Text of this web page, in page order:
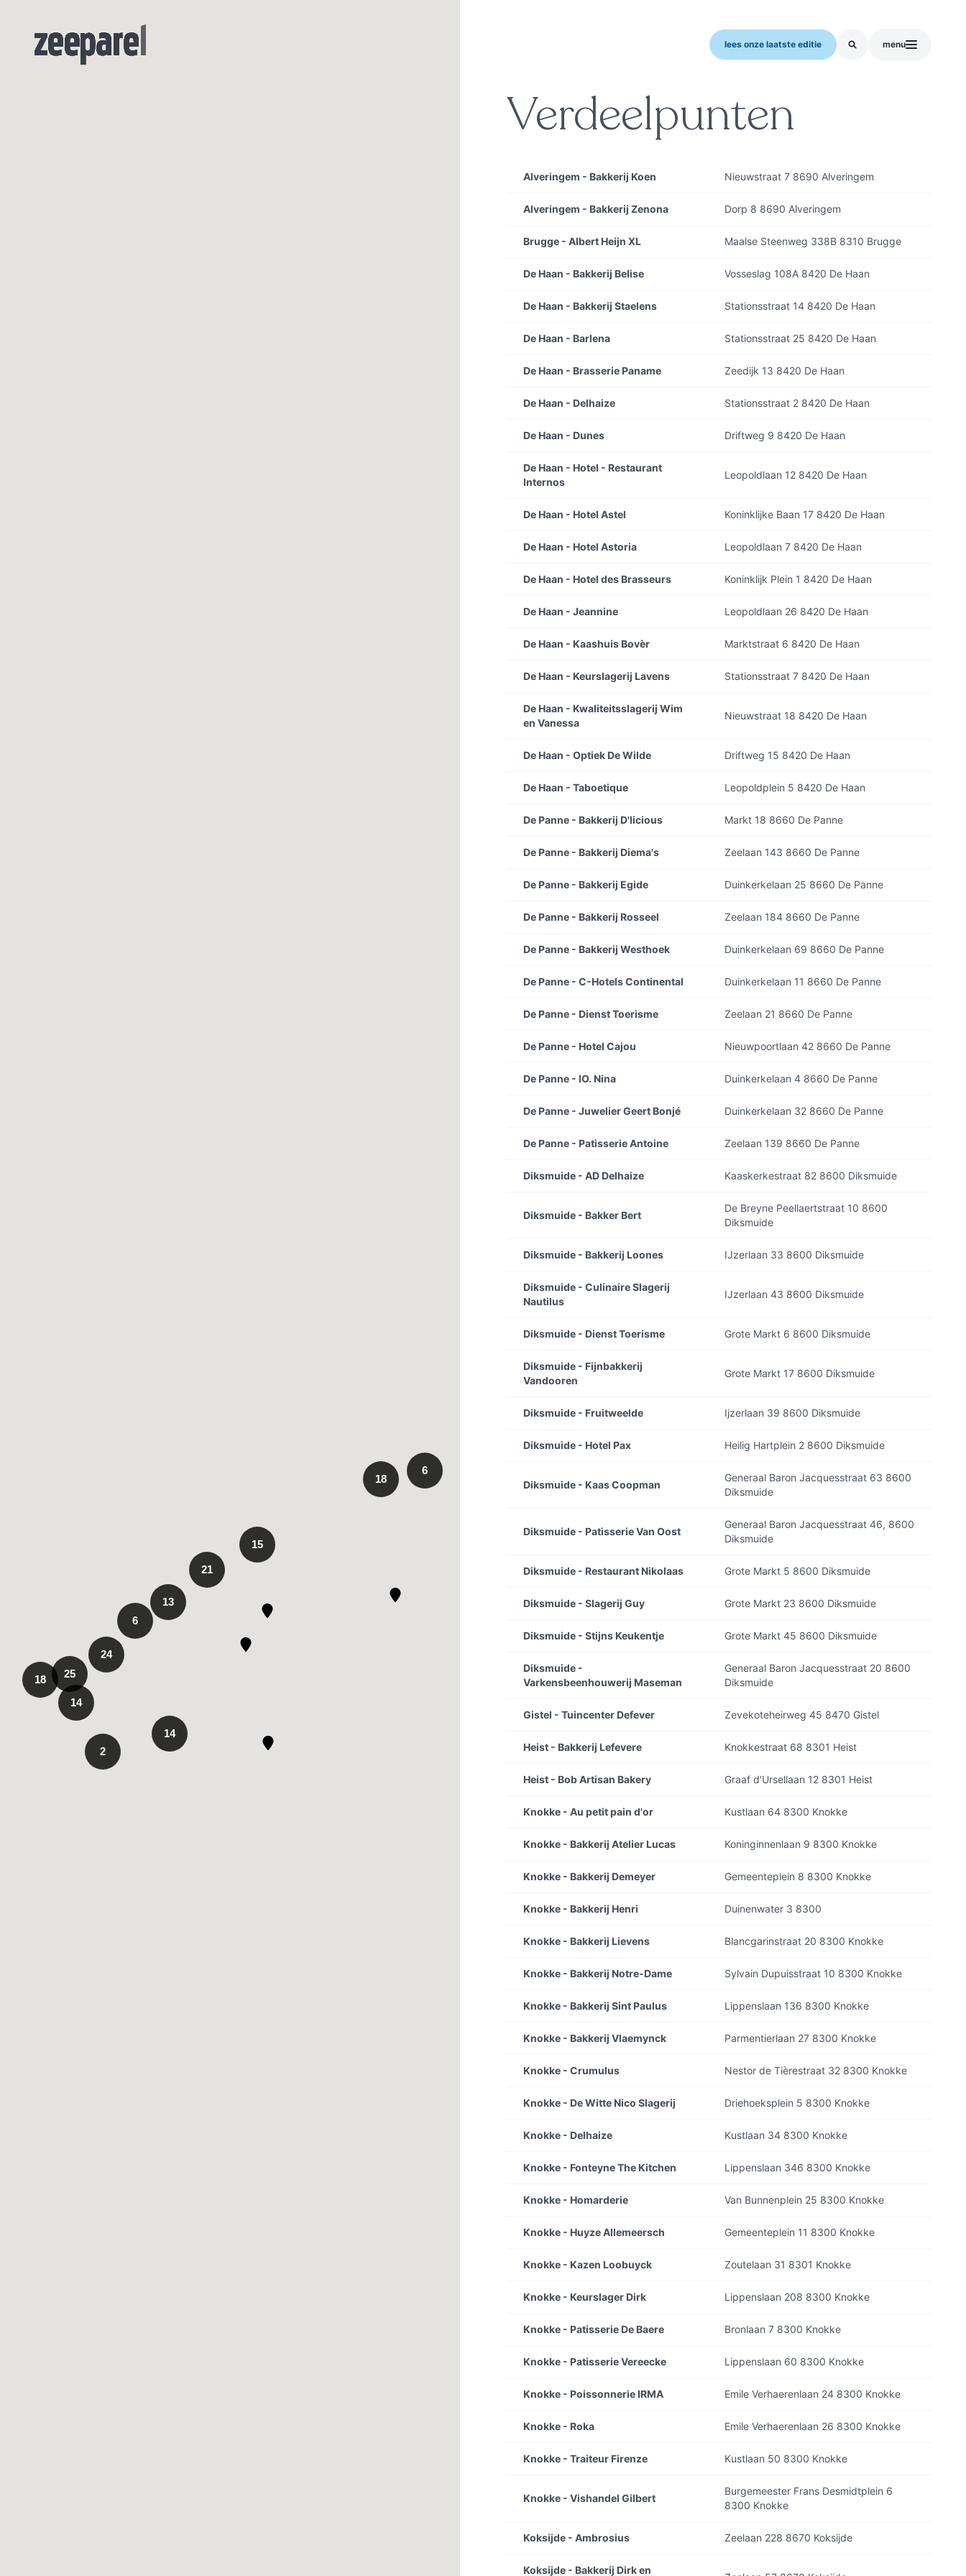
lees onze laatste editie menu
2
15
18
14
18
6
25
24
13
21
14
6
Verdeelpunten
Alveringem - Bakkerij Koen Nieuwstraat 7 8690 Alveringem
Alveringem - Bakkerij Zenona Dorp 8 8690 Alveringem
Brugge - Albert Heijn XL Maalse Steenweg 338B 8310 Brugge
De Haan - Bakkerij Belise Vosseslag 108A 8420 De Haan
De Haan - Bakkerij Staelens Stationsstraat 14 8420 De Haan
De Haan - Barlena Stationsstraat 25 8420 De Haan
De Haan - Brasserie Paname Zeedijk 13 8420 De Haan
De Haan - Delhaize Stationsstraat 2 8420 De Haan
De Haan - Dunes Driftweg 9 8420 De Haan
De Haan - Hotel - Restaurant
Internos
Leopoldlaan 12 8420 De Haan
De Haan - Hotel Astel Koninklijke Baan 17 8420 De Haan
De Haan - Hotel Astoria Leopoldlaan 7 8420 De Haan
De Haan - Hotel des Brasseurs Koninklijk Plein 1 8420 De Haan
De Haan - Jeannine Leopoldlaan 26 8420 De Haan
De Haan - Kaashuis Bovèr Marktstraat 6 8420 De Haan
De Haan - Keurslagerij Lavens Stationsstraat 7 8420 De Haan
De Haan - Kwaliteitsslagerij Wim
en Vanessa
Nieuwstraat 18 8420 De Haan
De Haan - Optiek De Wilde Driftweg 15 8420 De Haan
De Haan - Taboetique Leopoldplein 5 8420 De Haan
De Panne - Bakkerij D'licious Markt 18 8660 De Panne
De Panne - Bakkerij Diema's Zeelaan 143 8660 De Panne
De Panne - Bakkerij Egide Duinkerkelaan 25 8660 De Panne
De Panne - Bakkerij Rosseel Zeelaan 184 8660 De Panne
De Panne - Bakkerij Westhoek Duinkerkelaan 69 8660 De Panne
De Panne - C-Hotels Continental Duinkerkelaan 11 8660 De Panne
De Panne - Dienst Toerisme Zeelaan 21 8660 De Panne
De Panne - Hotel Cajou Nieuwpoortlaan 42 8660 De Panne
De Panne - IO. Nina Duinkerkelaan 4 8660 De Panne
De Panne - Juwelier Geert Bonjé Duinkerkelaan 32 8660 De Panne
De Panne - Patisserie Antoine Zeelaan 139 8660 De Panne
Diksmuide - AD Delhaize Kaaskerkestraat 82 8600 Diksmuide
Diksmuide - Bakker Bert
De Breyne Peellaertstraat 10 8600
Diksmuide
Diksmuide - Bakkerij Loones IJzerlaan 33 8600 Diksmuide
Diksmuide - Culinaire Slagerij
Nautilus
IJzerlaan 43 8600 Diksmuide
Diksmuide - Dienst Toerisme Grote Markt 6 8600 Diksmuide
Diksmuide - Fijnbakkerij
Vandooren
Grote Markt 17 8600 Diksmuide
Diksmuide - Fruitweelde Ijzerlaan 39 8600 Diksmuide
Diksmuide - Hotel Pax Heilig Hartplein 2 8600 Diksmuide
Diksmuide - Kaas Coopman
Generaal Baron Jacquesstraat 63 8600
Diksmuide
Diksmuide - Patisserie Van Oost
Generaal Baron Jacquesstraat 46, 8600
Diksmuide
Diksmuide - Restaurant Nikolaas Grote Markt 5 8600 Diksmuide
Diksmuide - Slagerij Guy Grote Markt 23 8600 Diksmuide
Diksmuide - Stijns Keukentje Grote Markt 45 8600 Diksmuide
Diksmuide -
Varkensbeenhouwerij Maseman
Generaal Baron Jacquesstraat 20 8600
Diksmuide
Gistel - Tuincenter Defever Zevekoteheirweg 45 8470 Gistel
Heist - Bakkerij Lefevere Knokkestraat 68 8301 Heist
Heist - Bob Artisan Bakery Graaf d'Ursellaan 12 8301 Heist
Knokke - Au petit pain d'or Kustlaan 64 8300 Knokke
Knokke - Bakkerij Atelier Lucas Koninginnenlaan 9 8300 Knokke
Knokke - Bakkerij Demeyer Gemeenteplein 8 8300 Knokke
Knokke - Bakkerij Henri Duinenwater 3 8300
Knokke - Bakkerij Lievens Blancgarinstraat 20 8300 Knokke
Knokke - Bakkerij Notre-Dame Sylvain Dupuisstraat 10 8300 Knokke
Knokke - Bakkerij Sint Paulus Lippenslaan 136 8300 Knokke
Knokke - Bakkerij Vlaemynck Parmentierlaan 27 8300 Knokke
Knokke - Crumulus Nestor de Tièrestraat 32 8300 Knokke
Knokke - De Witte Nico Slagerij Driehoeksplein 5 8300 Knokke
Knokke - Delhaize Kustlaan 34 8300 Knokke
Knokke - Fonteyne The Kitchen Lippenslaan 346 8300 Knokke
Knokke - Homarderie Van Bunnenplein 25 8300 Knokke
Knokke - Huyze Allemeersch Gemeenteplein 11 8300 Knokke
Knokke - Kazen Loobuyck Zoutelaan 31 8301 Knokke
Knokke - Keurslager Dirk Lippenslaan 208 8300 Knokke
Knokke - Patisserie De Baere Bronlaan 7 8300 Knokke
Knokke - Patisserie Vereecke Lippenslaan 60 8300 Knokke
Knokke - Poissonnerie IRMA Emile Verhaerenlaan 24 8300 Knokke
Knokke - Roka Emile Verhaerenlaan 26 8300 Knokke
Knokke - Traiteur Firenze Kustlaan 50 8300 Knokke
Knokke - Vishandel Gilbert
Burgemeester Frans Desmidtplein 6
8300 Knokke
Koksijde - Ambrosius Zeelaan 228 8670 Koksijde
Koksijde - Bakkerij Dirk en